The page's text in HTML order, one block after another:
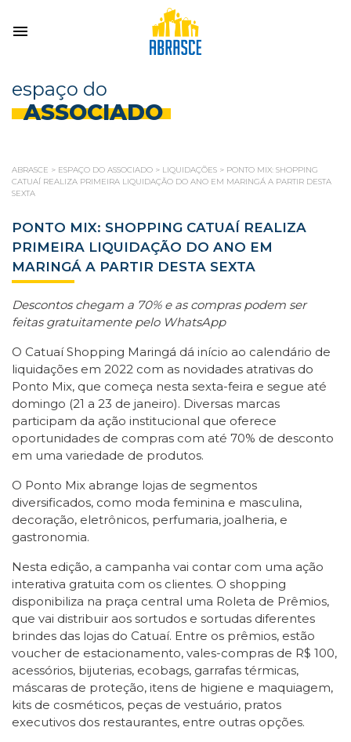
espaço do
ASSOCIADO
ABRASCE > ESPAÇO DO ASSOCIADO > LIQUIDAÇÕES > PONTO MIX: SHOPPING
CATUAÍ REALIZA PRIMEIRA LIQUIDAÇÃO DO ANO EM MARINGÁ A PARTIR DESTA
SEXTA
PONTO MIX: SHOPPING CATUAÍ REALIZA
PRIMEIRA LIQUIDAÇÃO DO ANO EM
MARINGÁ A PARTIR DESTA SEXTA
Descontos chegam a 70% e as compras podem ser
feitas gratuitamente pelo WhatsApp
O Catuaí Shopping Maringá dá início ao calendário de
liquidações em 2022 com as novidades atrativas do
Ponto Mix, que começa nesta sexta-feira e segue até
domingo (21 a 23 de janeiro). Diversas marcas
participam da ação institucional que oferece
oportunidades de compras com até 70% de desconto
em uma variedade de produtos.
O Ponto Mix abrange lojas de segmentos
diversificados, como moda feminina e masculina,
decoração, eletrônicos, perfumaria, joalheria, e
gastronomia.
Nesta edição, a campanha vai contar com uma ação
interativa gratuita com os clientes. O shopping
disponibiliza na praça central uma Roleta de Prêmios,
que vai distribuir aos sortudos e sortudas diferentes
brindes das lojas do Catuaí. Entre os prêmios, estão
voucher de estacionamento, vales-compras de R$ 100,
acessórios, bijuterias, ecobags, garrafas térmicas,
máscaras de proteção, itens de higiene e maquiagem,
kits de cosméticos, peças de vestuário, pratos
executivos dos restaurantes, entre outras opções.